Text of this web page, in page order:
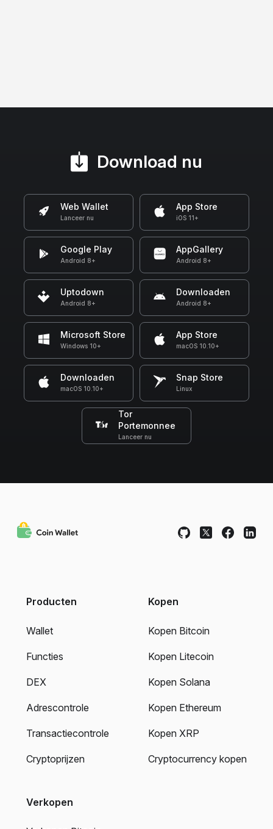
Download nu
Web Wallet
Lanceer nu
App Store
iOS 11+
Google Play
Android 8+
AppGallery
Android 8+
Uptodown
Android 8+
Downloaden
Android 8+
Microsoft Store
Windows 10+
App Store
macOS 10.10+
Downloaden
macOS 10.10+
Snap Store
Linux
Tor
Portemonnee
Lanceer nu
Producten
Wallet
Functies
DEX
Adrescontrole
Transactiecontrole
Cryptoprijzen
Kopen
Kopen Bitcoin
Kopen Litecoin
Kopen Solana
Kopen Ethereum
Kopen XRP
Cryptocurrency kopen
Verkopen